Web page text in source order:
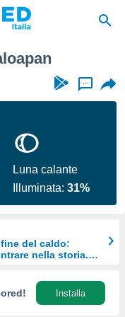
...
Luna calante
Illuminata:31%
del caldo:
nella storia.
Installa